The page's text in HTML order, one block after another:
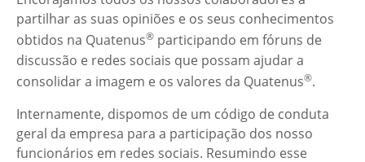
partilhar as suas opiniões e os seus conhecimentos
obtidos na Quatenus® participando em fóruns de
discussão e redes sociais que possam ajudar a
consolidar a imagem e os valores da Quatenus®.
Internamente, dispomos de um código de conduta
geral da empresa para a participação dos nosso
funcionários em redes sociais. Resumindo esse